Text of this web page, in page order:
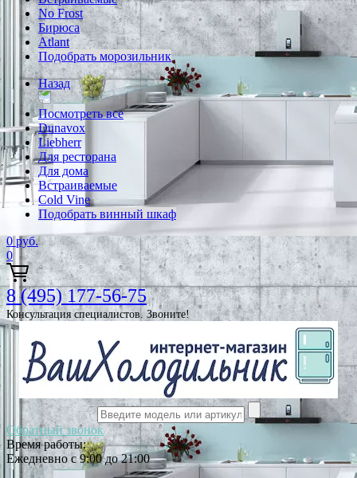
No Frost
Бирюса
Atlant
Подобрать морозильник
Назад
Посмотреть все
Dunavox
Liebherr
Для ресторана
Для дома
Встраиваемые
Cold Vine
Подобрать винный шкаф
0 руб.
0
8 (495) 177-56-75
Консультация специалистов. Звоните!
Обратный звонок
Время работы:
Ежедневно с 9:00 до 21:00